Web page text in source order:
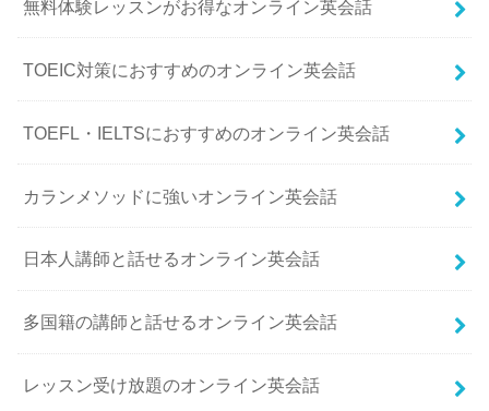
無料体験レッスンがお得なオンライン英会話
TOEIC対策におすすめのオンライン英会話
TOEFL・IELTSにおすすめのオンライン英会話
カランメソッドに強いオンライン英会話
日本人講師と話せるオンライン英会話
多国籍の講師と話せるオンライン英会話
レッスン受け放題のオンライン英会話